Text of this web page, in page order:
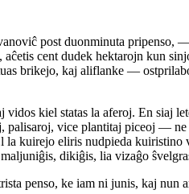
post duonminuta pripenso,
cent dudek hektarojn kun
brikejo, kaj aliflanke —
vidos kiel statas la aferoj. En
palisaroj, vice plantitaj piceoj —
la kuirejo eliris nudpieda
dikiĝis, lia vizaĝo
penso, ke iam ni junis, kaj